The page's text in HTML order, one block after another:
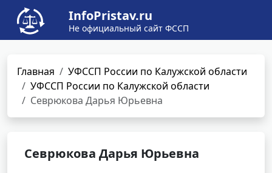
InfoPristav.ru
Не официальный сайт ФССП
Главная
УФССП России по Калужской области
УФССП России по Калужской области
Севрюкова Дарья Юрьевна
Севрюкова Дарья Юрьевна